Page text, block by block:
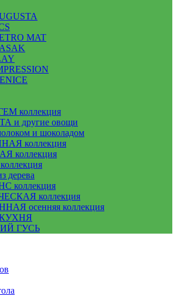
MAT
коллекция
и другие овощи
и шоколадом
коллекция
коллекция
дерева
коллекция
коллекция
осенняя коллекция
КУХНЯ
ГУСЬ